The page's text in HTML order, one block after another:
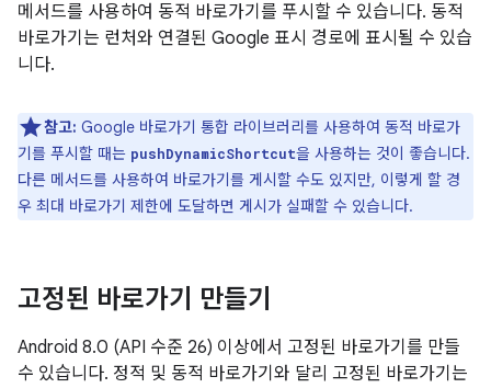
메서드를 사용하여 동적 바로가기를 푸시할 수 있습니다. 동적
바로가기는 런처와 연결된 Google 표시 경로에 표시될 수 있습
니다.
참고: Google 바로가기 통합 라이브러리를 사용하여 동적 바로가
기를 푸시할 때는 pushDynamicShortcut을 사용하는 것이 좋습니다.
다른 메서드를 사용하여 바로가기를 게시할 수도 있지만, 이렇게 할 경
우 최대 바로가기 제한에 도달하면 게시가 실패할 수 있습니다.
고정된 바로가기 만들기
Android 8.0 (API 수준 26) 이상에서 고정된 바로가기를 만들
수 있습니다. 정적 및 동적 바로가기와 달리 고정된 바로가기는